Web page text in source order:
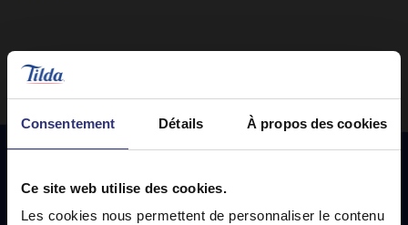
Consentement Détails À propos des cookies
Ce site web utilise des cookies.
Les cookies nous permettent de personnaliser le contenu